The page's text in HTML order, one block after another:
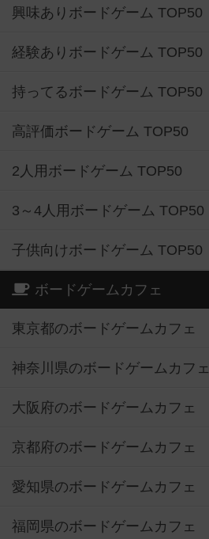
興味ありボードゲーム TOP50
経験ありボードゲーム TOP50
持ってるボードゲーム TOP50
高評価ボードゲーム TOP50
2人用ボードゲーム TOP50
3～4人用ボードゲーム TOP50
子供向けボードゲーム TOP50
ボードゲームカフェ
東京都のボードゲームカフェ
神奈川県のボードゲームカフェ
大阪府のボードゲームカフェ
京都府のボードゲームカフェ
愛知県のボードゲームカフェ
福岡県のボードゲームカフェ